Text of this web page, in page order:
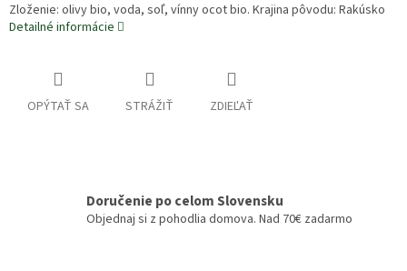
Zloženie: olivy bio, voda, soľ, vínny ocot bio. Krajina pôvodu: Rakúsko
Detailné informácie
OPÝTAŤ SA STRÁŽIŤ ZDIEĽAŤ
Doručenie po celom Slovensku
Objednaj si z pohodlia domova. Nad 70€ zadarmo